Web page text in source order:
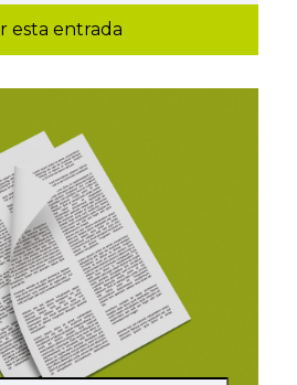
esta entrada